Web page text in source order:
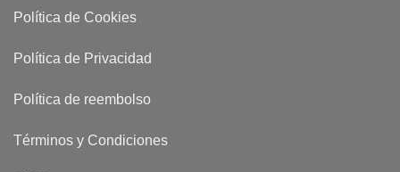
Política de Cookies
Política de Privacidad
Política de reembolso
Términos y Condiciones